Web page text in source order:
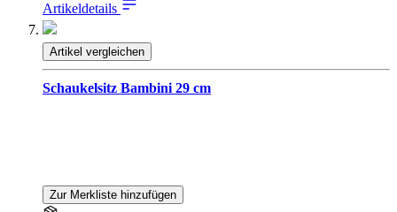
Artikeldetails
Artikel vergleichen
Schaukelsitz Bambini 29 cm
Zur Merkliste hinzufügen